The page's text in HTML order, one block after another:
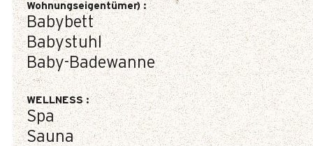
Wohnungseigentümer):
Babybett
Babystuhl
Baby-Badewanne
WELLNESS:
Spa
Sauna